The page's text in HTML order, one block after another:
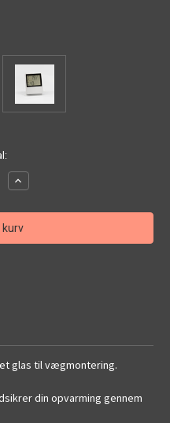
Øg
mængden:
glas til vægmontering.
din opvarming gennem